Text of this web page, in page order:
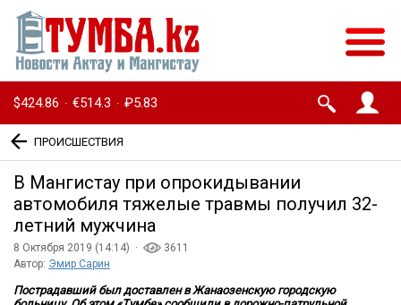
$424.86 · €514.3 · ₽5.83
ПРОИСШЕСТВИЯ
В Мангистау при опрокидывании
автомобиля тяжелые травмы получил 32-
летний мужчина
8 Октября 2019 (14:14) ·
3611
Автор: Эмир Сарин
Пострадавший был доставлен в Жанаозенскую городскую